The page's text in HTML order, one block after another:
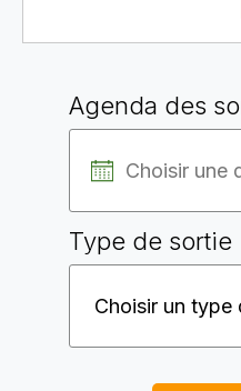
Agenda des
Type de sortie